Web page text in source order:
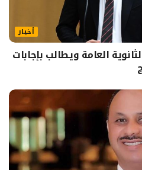
أخبار
العامة ويطالب بإجابات